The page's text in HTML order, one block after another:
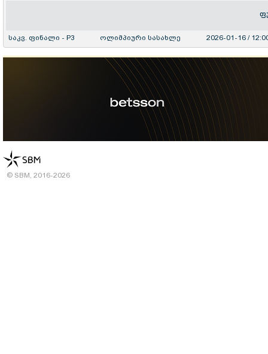
საკვ. ფინალი - P3 ოლიმპიური სასახლე 2026-01-16 /
© SBM, 2016-2026